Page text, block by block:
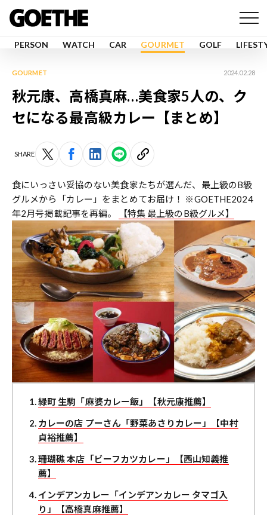
PERSON WATCH CAR GOURMET GOLF
GOURMET 2024.02.28
秋元康、高橋真麻…美食家5人の、ク
セになる最高級カレー【まとめ】
SHARE
食にいっさい妥協のない美食家たちが選んだ、最上級のB級
グルメから「カレー」をまとめてお届け！ ※GOETHE2024
年2月号掲載記事を再編。
【特集 最上級のB級グルメ】
緑町 生駒「麻婆カレー飯」【秋元康推薦】
カレーの店 プーさん「野菜あさりカレー」【中村
貞裕推薦】
珊瑚礁 本店「ビーフカツカレー」【西山知義推
薦】
インデアンカレー「インデアンカレー タマゴ入
り」【高橋真麻推薦】